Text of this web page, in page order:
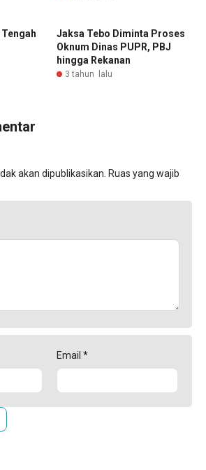
Jaksa Tebo Diminta Proses
Oknum Dinas PUPR, PBJ
hingga Rekanan
3 tahun lalu
akan dipublikasikan. Ruas yang wajib
Email *